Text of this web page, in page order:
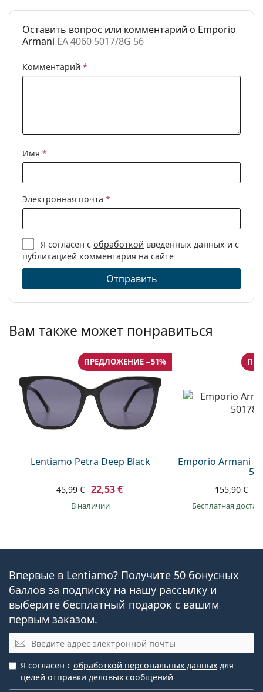
Доступен рецепт: Нет
Оставить вопрос или комментарий о Emporio
Armani EA 4060 5017/8G 56
Комментарий *
Имя *
Электронная почта *
Я согласен собработкой введенных данных и с
публикацией комментария на сайте
Отправить
Вам также может понравиться
Lentiamo Petra Deep Black
ПРЕДЛОЖЕНИЕ −51%
45,99 € 22,53 €
в наличии
Emporio Armani
54
155,90 €
Бесплатная
Впервые в Lentiamo? Получите 50 бонусных
баллов за подписку на нашу рассылку и
выберите бесплатный подарок с вашим
первым заказом.
Электронная почта
Я согласен с обработкой персональных данных для
целей отправки деловых сообщений